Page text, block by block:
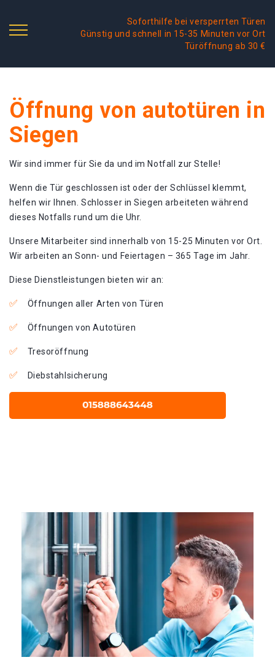
Soforthilfe bei versperrten Türen
Günstig und schnell in 15-35 Minuten vor Ort
Türöffnung ab 30 €
Öffnung von autotüren in
Siegen
Wir sind immer für Sie da und im Notfall zur Stelle!
Wenn die Tür geschlossen ist oder der Schlüssel klemmt,
helfen wir Ihnen. Schlosser in Siegen arbeiteten während
dieses Notfalls rund um die Uhr.
Unsere Mitarbeiter sind innerhalb von 15-25 Minuten vor Ort.
Wir arbeiten an Sonn- und Feiertagen – 365 Tage im Jahr.
Diese Dienstleistungen bieten wir an:
Öffnungen aller Arten von Türen
Öffnungen von Autotüren
Tresoröffnung
Diebstahlsicherung